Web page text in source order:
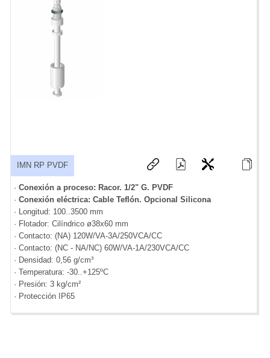
IMN RP PVDF
· Conexión a proceso: Racor. 1/2" G. PVDF
· Conexión eléctrica: Cable Teflón. Opcional Silicona
· Longitud: 100..3500 mm
· Flotador: Cilíndrico ø38x60 mm
· Contacto: (NA) 120W/VA-3A/250VCA/CC
· Contacto: (NC - NA/NC) 60W/VA-1A/230VCA/CC
· Densidad: 0,56 g/cm³
· Temperatura: -30..+125ºC
· Presión: 3 kg/cm²
· Protección IP65